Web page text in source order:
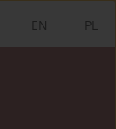
PL
EN